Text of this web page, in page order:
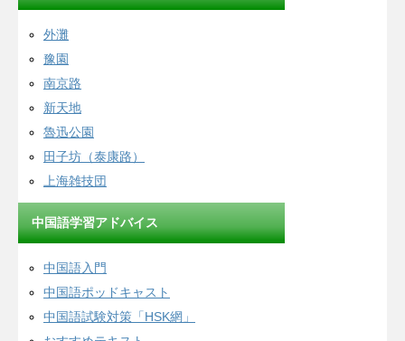
外灘
豫園
南京路
新天地
魯迅公園
田子坊（泰康路）
上海雑技団
中国語学習アドバイス
中国語入門
中国語ポッドキャスト
中国語試験対策「HSK網」